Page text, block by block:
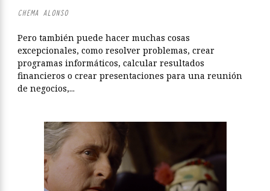
CHEMA ALONSO
Pero también puede hacer muchas cosas
excepcionales, como resolver problemas, crear
programas informáticos, calcular resultados
financieros o crear presentaciones para una reunión
de negocios,...